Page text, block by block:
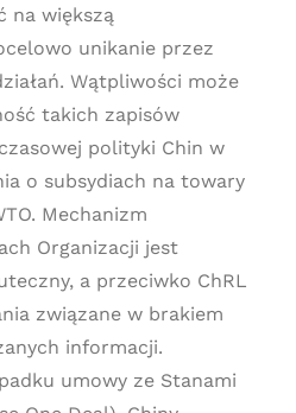
na większą
unikanie przez
Wątpliwości może
takich zapisów
polityki Chin w
o subsydiach na towary
Mechanizm
Organizacji jest
a przeciwko ChRL
związane w brakiem
informacji.
umowy ze Stanami